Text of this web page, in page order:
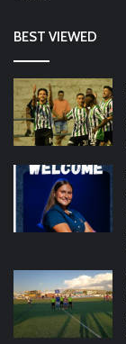
BEST VIEWED